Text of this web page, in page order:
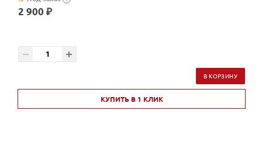
2 900 ₽
В КОРЗИНУ
КУПИТЬ В 1 КЛИК